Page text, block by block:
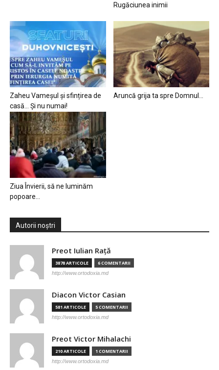
Rugăciunea inimii
Zaheu Vameșul și sfințirea de
casă… Și nu numai!
Aruncă grija ta spre Domnul…
Ziua Învierii, să ne luminăm
popoare…
Autorii noștri
Preot Iulian Raţă
3878 ARTICOLE 6 COMENTARII
http://www.ortodoxia.md
Diacon Victor Casian
581 ARTICOLE 5 COMENTARII
http://www.ortodoxia.md
Preot Victor Mihalachi
210 ARTICOLE 1 COMENTARII
http://www.ortodoxia.md